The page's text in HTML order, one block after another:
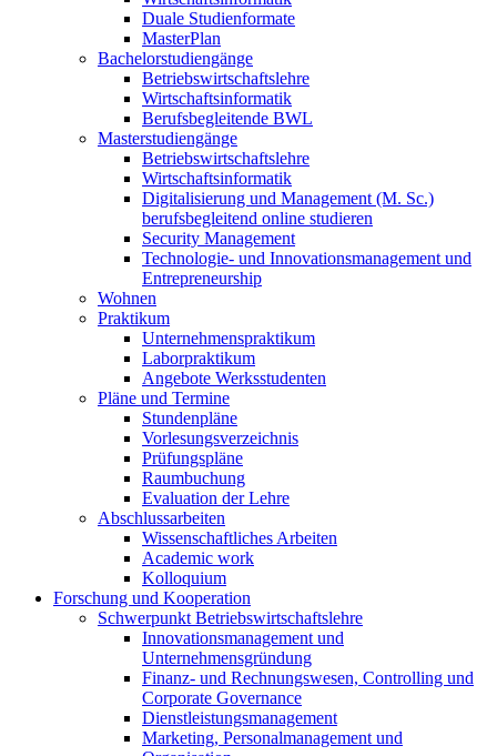
Duale Studienformate
MasterPlan
Bachelorstudiengänge
Betriebswirtschaftslehre
Wirtschaftsinformatik
Berufsbegleitende BWL
Masterstudiengänge
Betriebswirtschaftslehre
Wirtschaftsinformatik
Digitalisierung und Management (M. Sc.)
berufsbegleitend online studieren
Security Management
Technologie- und Innovationsmanagement und
Entrepreneurship
Wohnen
Praktikum
Unternehmenspraktikum
Laborpraktikum
Angebote Werksstudenten
Pläne und Termine
Stundenpläne
Vorlesungsverzeichnis
Prüfungspläne
Raumbuchung
Evaluation der Lehre
Abschlussarbeiten
Wissenschaftliches Arbeiten
Academic work
Kolloquium
Forschung und Kooperation
Schwerpunkt Betriebswirtschaftslehre
Innovationsmanagement und
Unternehmensgründung
Finanz- und Rechnungswesen, Controlling und
Corporate Governance
Dienstleistungsmanagement
Marketing, Personalmanagement und